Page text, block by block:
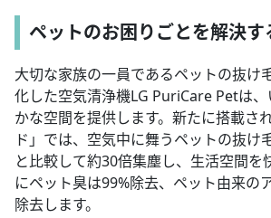
ペットのお困りごとを解決す
大切な家族の一員であるペットの抜け
化した空気清浄機LG PuriCare Petは
かな空間を提供します。新たに搭載さ
ド」では、空気中に舞うペットの抜け
と比較して約30倍集塵し、生活空間を
にペット臭は99%除去、ペット由来の
除去します。